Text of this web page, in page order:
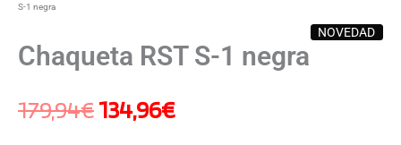
S-1 negra
NOVEDAD
Chaqueta RST S-1 negra
179,94€134,96€